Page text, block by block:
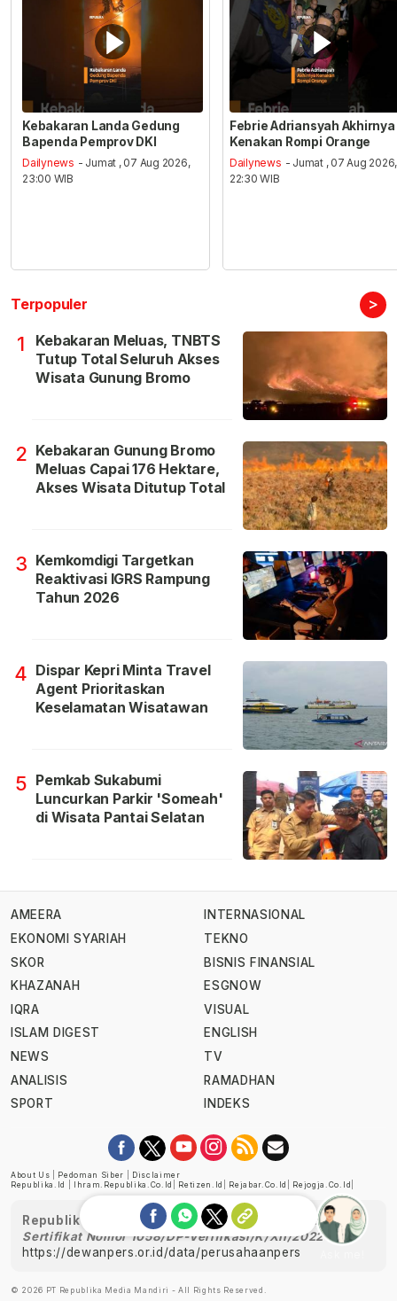
Kebakaran Landa Gedung
Bapenda Pemprov DKI
Dailynews - Jumat , 07 Aug 2026,
23:00 WIB
Febrie Adriansyah Akhirnya
Kenakan Rompi Orange
Dailynews - Jumat , 07 Aug 2026,
22:30 WIB
Terpopuler >
1
Kebakaran Meluas, TNBTS
Tutup Total Seluruh Akses
Wisata Gunung Bromo
2 Kebakaran Gunung Bromo
Meluas Capai 176 Hektare,
Akses Wisata Ditutup Total
3 Kemkomdigi Targetkan
Reaktivasi IGRS Rampung
Tahun 2026
4 Dispar Kepri Minta Travel
Agent Prioritaskan
Keselamatan Wisatawan
5 Pemkab Sukabumi
Luncurkan Parkir 'Someah'
di Wisata Pantai Selatan
AMEERA
EKONOMI SYARIAH
SKOR
KHAZANAH
IQRA
ISLAM DIGEST
NEWS
ANALISIS
SPORT
INTERNASIONAL
TEKNO
BISNIS FINANSIAL
ESGNOW
VISUAL
ENGLISH
TV
RAMADHAN
INDEKS
About Us Pedoman Siber
Disclaimer
Republika.id
Ihram.republika.co.id Retizen.id Rejabar.co.id Rejogja.co.id
Republika telah diverifikasi oleh Dewan Pers
Sertifikat Nomor 1058/DP-Verifikasi/K/XII/2022
https://dewanpers.or.id/data/perusahaanpers
© 2026 PT Republika Media Mandiri - All Rights Reserved.